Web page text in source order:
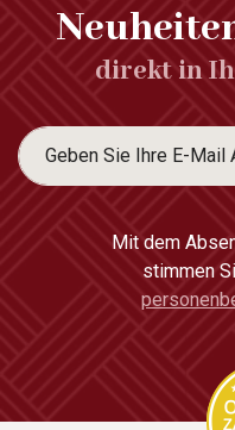
direkt in
Mit dem
stimmen